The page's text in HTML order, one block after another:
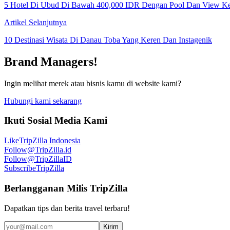
5 Hotel Di Ubud Di Bawah 400,000 IDR Dengan Pool Dan View
Artikel Selanjutnya
10 Destinasi Wisata Di Danau Toba Yang Keren Dan Instagenik
Brand Managers!
Ingin melihat merek atau bisnis kamu di website kami?
Hubungi kami sekarang
Ikuti Sosial Media Kami
LikeTripZilla Indonesia
Follow@TripZilla.id
Follow@TripZillaID
SubscribeTripZilla
Berlangganan Milis TripZilla
Dapatkan tips dan berita travel terbaru!
Kirim